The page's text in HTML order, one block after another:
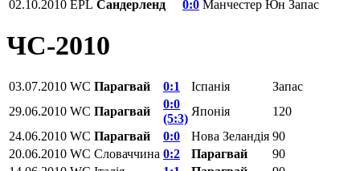
02.10.2010 EPL Сандерленд 0:0 Манчестер Юн Запас
ЧС-2010
03.07.2010 WC Парагвай 0:1 Іспанія
Запас
29.06.2010 WC Парагвай
0:0
(5:3)
Японія
120
24.06.2010 WC Парагвай 0:0 Нова Зеландія 90
20.06.2010 WC Словаччина 0:2 Парагвай
90